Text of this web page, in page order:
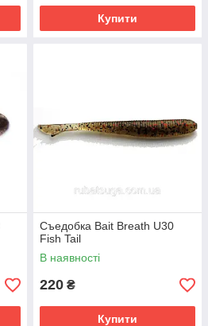
Купити
Съедобка Bait Breath U30
Fish Tail
В наявності
220 ₴
Купити